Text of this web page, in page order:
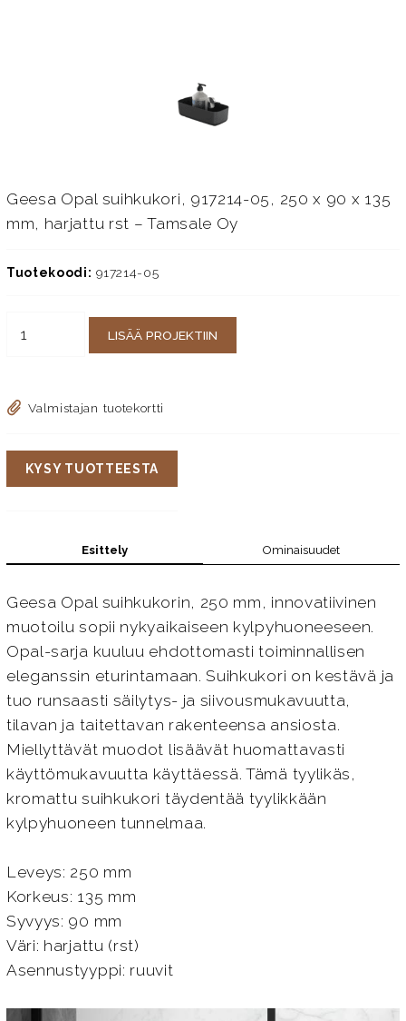
Geesa Opal suihkukori, 917214-05, 250 x 90 x 135
mm, harjattu rst – Tamsale Oy
Tuotekoodi: 917214-05
LISÄÄ PROJEKTIIN
Valmistajan tuotekortti
KYSY TUOTTEESTA
Esittely Ominaisuudet
Geesa Opal suihkukorin, 250 mm, innovatiivinen
muotoilu sopii nykyaikaiseen kylpyhuoneeseen.
Opal-sarja kuuluu ehdottomasti toiminnallisen
eleganssin eturintamaan. Suihkukori on kestävä ja
tuo runsaasti säilytys- ja siivousmukavuutta,
tilavan ja taitettavan rakenteensa ansiosta.
Miellyttävät muodot lisäävät huomattavasti
käyttömukavuutta käyttäessä. Tämä tyylikäs,
kromattu suihkukori täydentää tyylikkään
kylpyhuoneen tunnelmaa.
Leveys: 250 mm
Korkeus: 135 mm
Syvyys: 90 mm
Väri: harjattu (rst)
Asennustyyppi: ruuvit